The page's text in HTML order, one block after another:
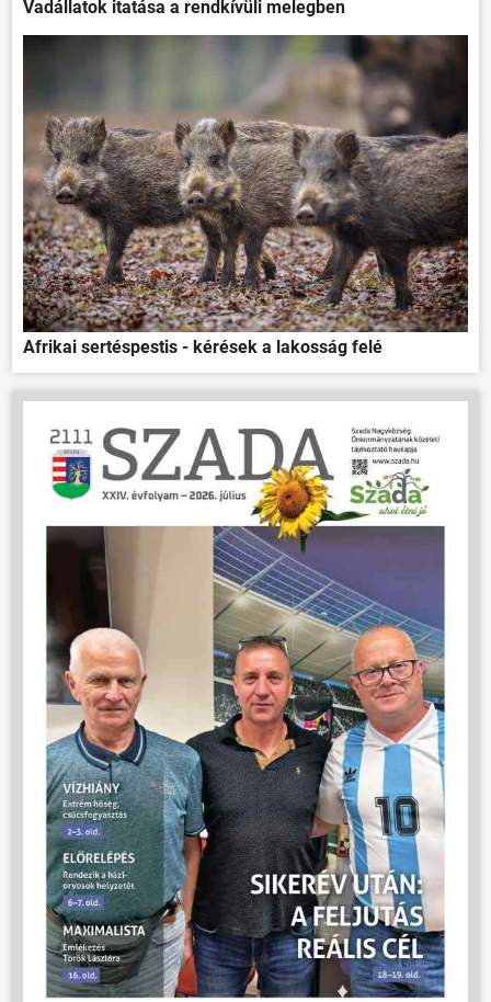
Vadállatok itatása a rendkívüli melegben
Afrikai sertéspestis - kérések a lakosság felé